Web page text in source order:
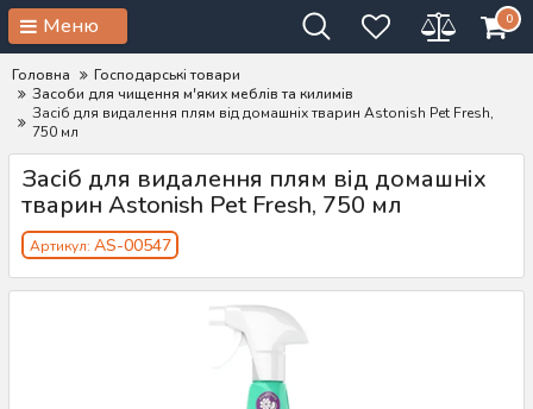
Меню 0
Головна
Господарські товари
Засоби для чищення м'яких меблів та килимів
Засіб для видалення плям від домашніх тварин Astonish Pet Fresh,
750 мл
Засіб для видалення плям від домашніх
тварин Astonish Pet Fresh, 750 мл
Артикул: AS-00547